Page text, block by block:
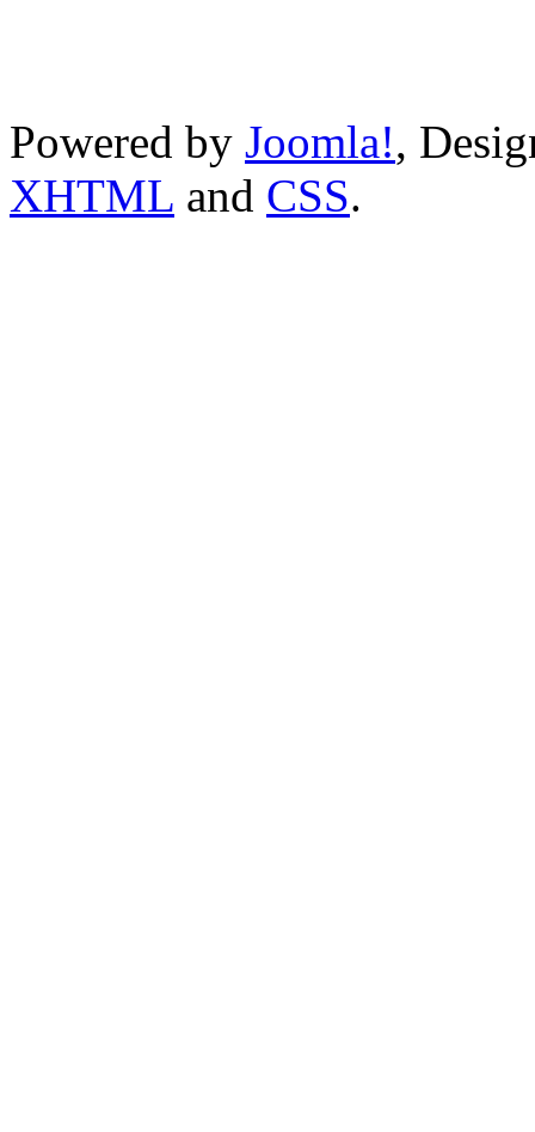
Powered by Joomla!,
XHTML and CSS.